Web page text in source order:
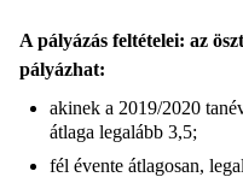
A pályázás feltételei: az
pályázhat:
akinek a 2019/2020
átlaga legalább 3,5;
fél évente átlagosan,